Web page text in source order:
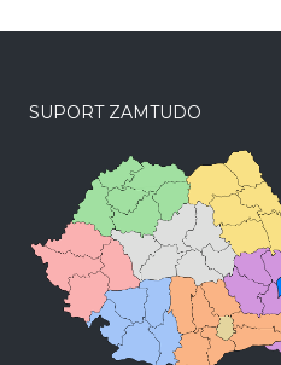
SUPORT ZAMTUDO